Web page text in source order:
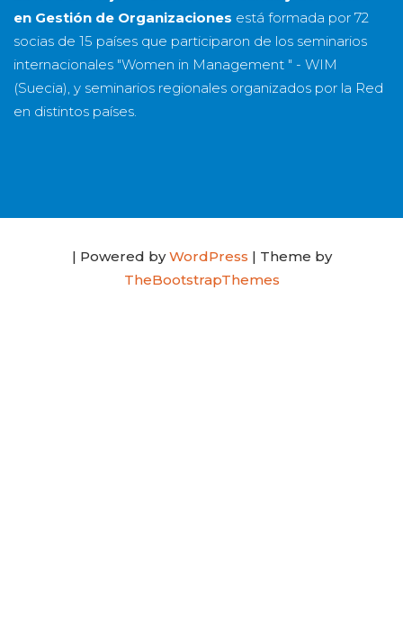
en Gestión de Organizaciones está formada por 72
socias de 15 países que participaron de los seminarios
internacionales "Women in Management " - WIM
(Suecia), y seminarios regionales organizados por la Red
en distintos países.
| Powered byWordPress | Theme by
TheBootstrapThemes